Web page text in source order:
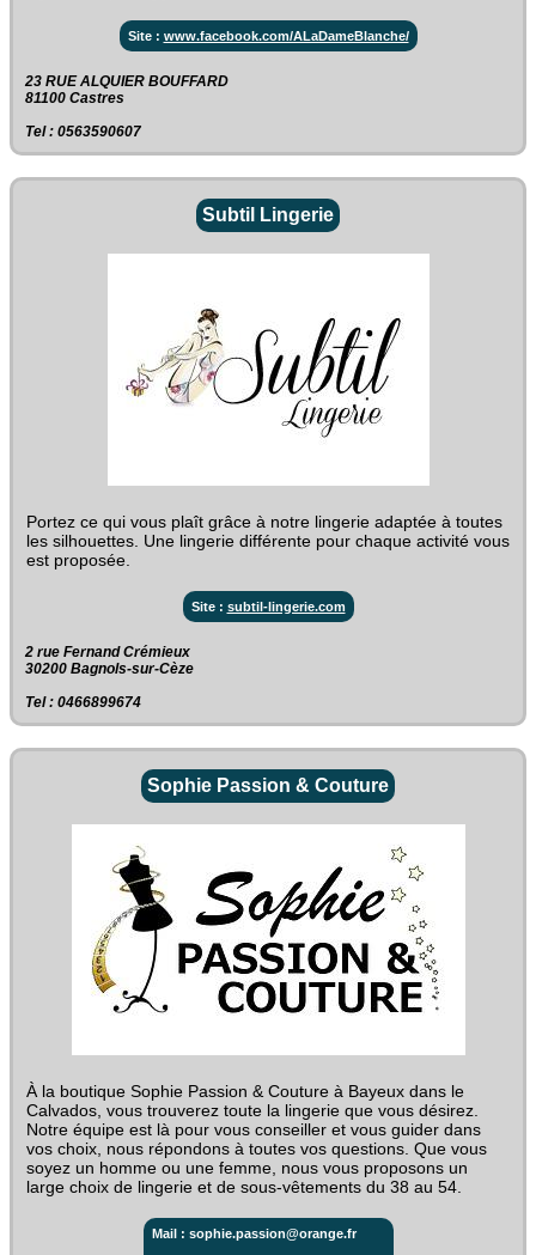
Site : www.facebook.com/ALaDameBlanche/
23 RUE ALQUIER BOUFFARD‎
81100 Castres
Tel : 0563590607
Subtil Lingerie
Portez ce qui vous plaît grâce à notre lingerie adaptée à toutes
les silhouettes. Une lingerie différente pour chaque activité vous
est proposée.
Site : subtil-lingerie.com
2 rue Fernand Crémieux‎
30200 Bagnols-sur-Cèze
Tel : 0466899674
Sophie Passion & Couture
À la boutique Sophie Passion & Couture à Bayeux dans le
Calvados, vous trouverez toute la lingerie que vous désirez.
Notre équipe est là pour vous conseiller et vous guider dans
vos choix, nous répondons à toutes vos questions. Que vous
soyez un homme ou une femme, nous vous proposons un
large choix de lingerie et de sous-vêtements du 38 au 54.
Mail : sophie.passion@orange.fr